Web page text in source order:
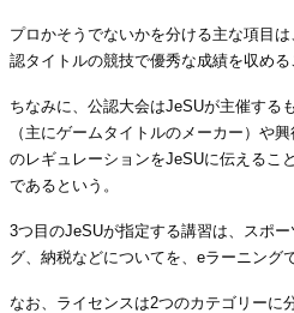
プロかそうでないかを分ける主な項目
認タイトルの競技で優秀な成績を収める
ちなみに、公認大会はJeSUが主催する
（主にゲームタイトルのメーカー）や
のレギュレーションをJeSUに伝えるこ
であるという。
3つ目のJeSUが指定する講習は、スポ
グ、納税などについてを、eラーニング
なお、ライセンスは2つのカテゴリーに